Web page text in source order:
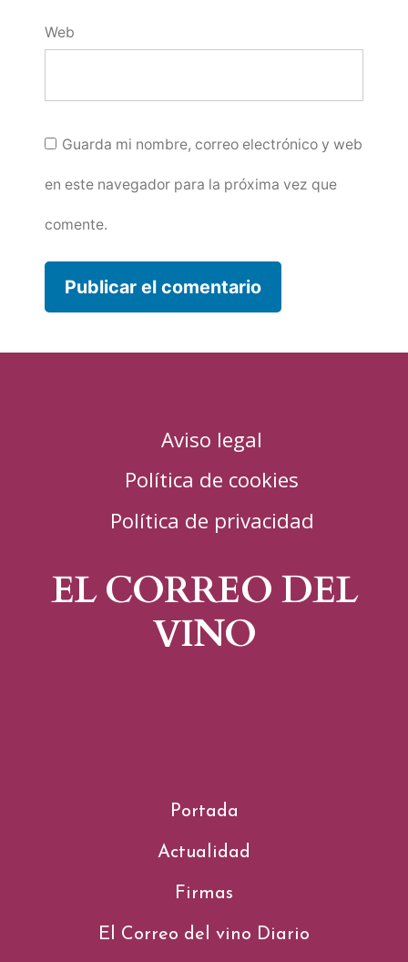
Web
Guarda mi nombre, correo electrónico y web
en este navegador para la próxima vez que
comente.
Aviso legal
Política de cookies
Política de privacidad
EL CORREO DEL
VINO
Portada
Actualidad
Firmas
El Correo del vino Diario